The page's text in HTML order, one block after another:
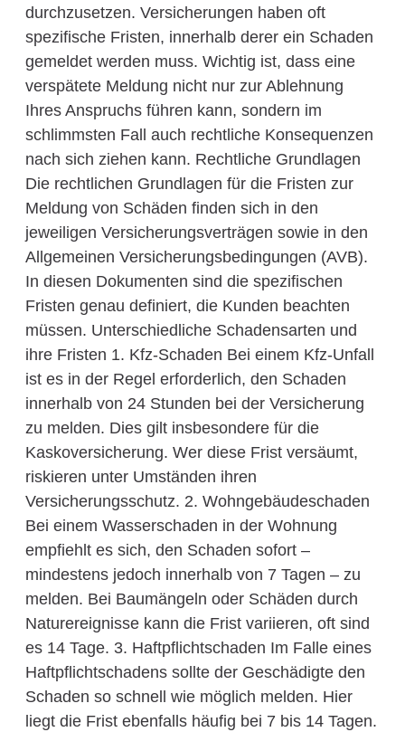
durchzusetzen. Versicherungen haben oft
spezifische Fristen, innerhalb derer ein Schaden
gemeldet werden muss. Wichtig ist, dass eine
verspätete Meldung nicht nur zur Ablehnung
Ihres Anspruchs führen kann, sondern im
schlimmsten Fall auch rechtliche Konsequenzen
nach sich ziehen kann. Rechtliche Grundlagen
Die rechtlichen Grundlagen für die Fristen zur
Meldung von Schäden finden sich in den
jeweiligen Versicherungsverträgen sowie in den
Allgemeinen Versicherungsbedingungen (AVB).
In diesen Dokumenten sind die spezifischen
Fristen genau definiert, die Kunden beachten
müssen. Unterschiedliche Schadensarten und
ihre Fristen 1. Kfz-Schaden Bei einem Kfz-Unfall
ist es in der Regel erforderlich, den Schaden
innerhalb von 24 Stunden bei der Versicherung
zu melden. Dies gilt insbesondere für die
Kaskoversicherung. Wer diese Frist versäumt,
riskieren unter Umständen ihren
Versicherungsschutz. 2. Wohngebäudeschaden
Bei einem Wasserschaden in der Wohnung
empfiehlt es sich, den Schaden sofort –
mindestens jedoch innerhalb von 7 Tagen – zu
melden. Bei Baumängeln oder Schäden durch
Naturereignisse kann die Frist variieren, oft sind
es 14 Tage. 3. Haftpflichtschaden Im Falle eines
Haftpflichtschadens sollte der Geschädigte den
Schaden so schnell wie möglich melden. Hier
liegt die Frist ebenfalls häufig bei 7 bis 14 Tagen.